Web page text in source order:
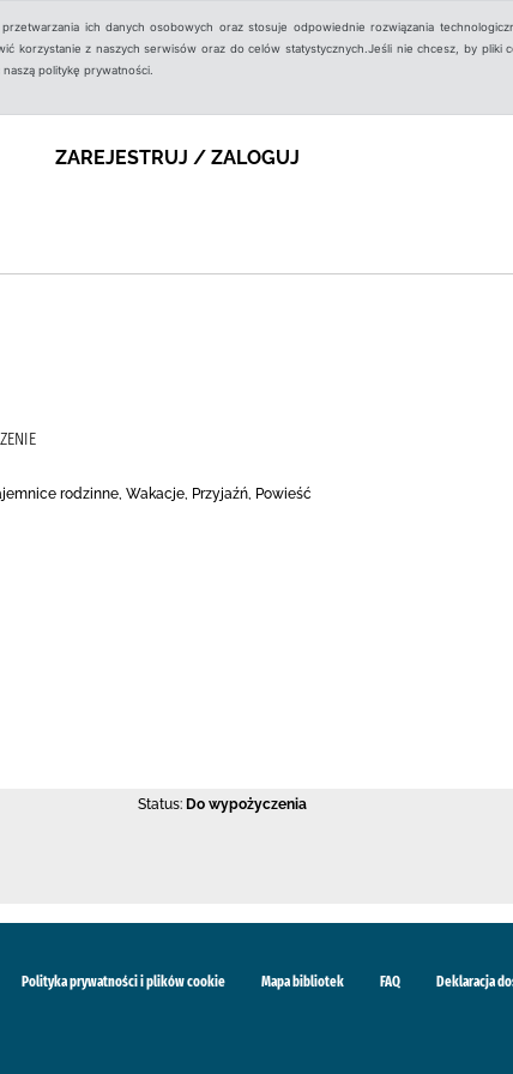
ich danych osobowych oraz stosuje odpowiednie rozwiązania
korzystanie z naszych serwisów oraz do celów statystycznych.Jeśli nie chcesz, by pliki
politykę prywatności.
ZAREJESTRUJ / ZALOGUJ
rodzinne, Wakacje, Przyjaźń, Powieść
Status: Do wypożyczenia
Polityka prywatności i plików cookie Mapa bibliotek FAQ Deklaracja